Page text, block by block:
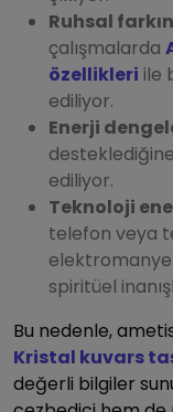
Ruhsal
çalışmalarda
özellikleri ile
ediliyor.
Enerji
ediliyor.
Teknoloji
telefon veya
spiritüel
Bu nedenle,
Kristal kuvars
değerli bilgiler